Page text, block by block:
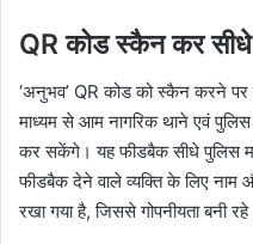
QR कोड स्कैन कर
‘अनुभव’ QR कोड को स्कैन करने
माध्यम से आम नागरिक थाने एवं
कर सकेंगे। यह फीडबैक सीधे पुलिस
फीडबैक देने वाले व्यक्ति के लिए नाम
रखा गया है, जिससे गोपनीयता बनी